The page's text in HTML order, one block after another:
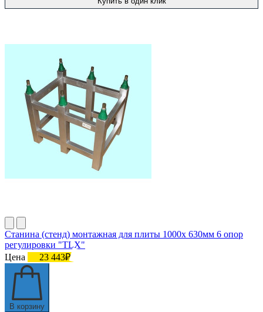
Станина (стенд) монтажная для плиты 1000х 630мм 6 опор
регулировки "TLX"
Цена
23 443₽
В корзину